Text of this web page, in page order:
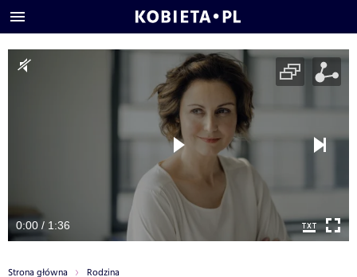
0:00 / 1:36
Strona główna Rodzina